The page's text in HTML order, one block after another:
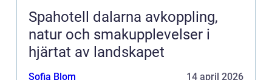
Spahotell dalarna avkoppling,
natur och smakupplevelser i
hjärtat av landskapet
Sofia Blom 14 april 2026